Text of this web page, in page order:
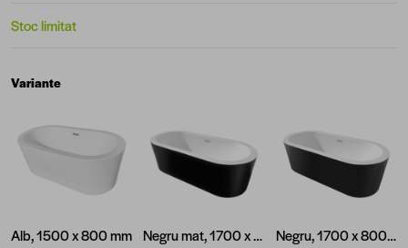
Stoc limitat
Variante
Alb, 1500 x 800 mm Negru mat, 1700 x 800 mm Negru, 1700 x 800 mm